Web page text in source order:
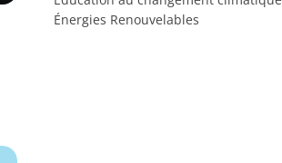
Énergies Renouvelables